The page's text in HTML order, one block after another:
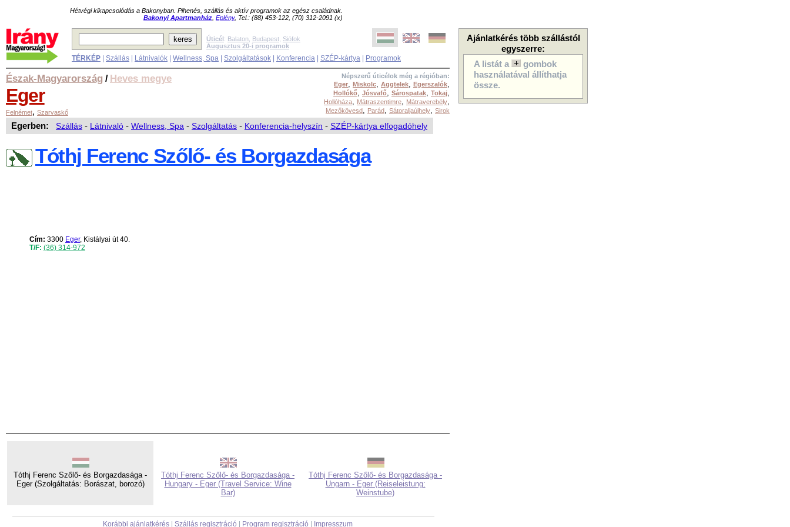
Hétvégi kikapcsolódás a Bakonyban. Pihenés, szállás és aktív programok az egész családnak.
Bakonyi Apartmanház Eplény, Tel.: (88) 453-122, (70) 312-2091 (x)
Ajánlatkérés több szállástól
egyszerre:
A listát a
gombok
használatával állíthatja
össze.
Úticél: Balaton Budapest Siófok
Augusztus 20-i programok
TÉRKÉP Szállás Látnivalók Wellness, Spa Szolgáltatások Konferencia SZÉP-kártya Programok
Népszerű úticélok még a régióban:
Eger, Miskolc, Aggtelek, Egerszalók,
Hollókő, Jósvafő, Sárospatak, Tokaj,
Hollóháza, Mátraszentimre, Mátraverebély,
Mezőkövesd, Parád, Sátoraljaújhely, Sirok
Észak-Magyarország / Heves megye
Eger
Felnémet, Szarvaskő
Egerben: Szállás - Látnivaló - Wellness, Spa - Szolgáltatás - Konferencia-helyszín - SZÉP-kártya elfogadóhely
Tóthj Ferenc Szőlő- és Borgazdasága
Cím: 3300 Eger, Kistályai út 40.
T/F: (36) 314-972
Tóthj Ferenc Szőlő- és Borgazdasága -
Eger (Szolgáltatás: Borászat, borozó)
Tóthj Ferenc Szőlő- és Borgazdasága -
Hungary - Eger (Travel Service: Wine
Bar)
Tóthj Ferenc Szőlő- és Borgazdasága -
Ungarn - Eger (Reiseleistung:
Weinstube)
Korábbi ajánlatkérés Szállás regisztráció Program regisztráció Impresszum